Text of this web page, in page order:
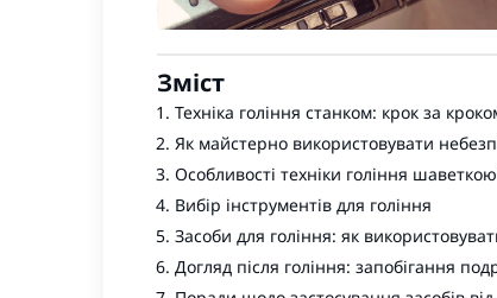
Зміст
Техніка гоління станком: крок за
Як майстерно використовувати
Особливості техніки гоління
Вибір інструментів для гоління
Засоби для гоління: як
Догляд після гоління: запобігання